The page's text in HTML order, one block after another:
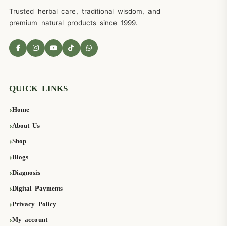
Trusted herbal care, traditional wisdom, and
premium natural products since 1999.
QUICK LINKS
Home
About Us
Shop
Blogs
Diagnosis
Digital Payments
Privacy Policy
My account